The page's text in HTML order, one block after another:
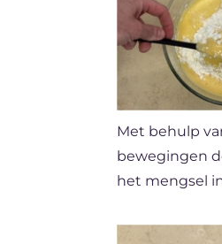
Met behulp
bewegingen
het mengsel